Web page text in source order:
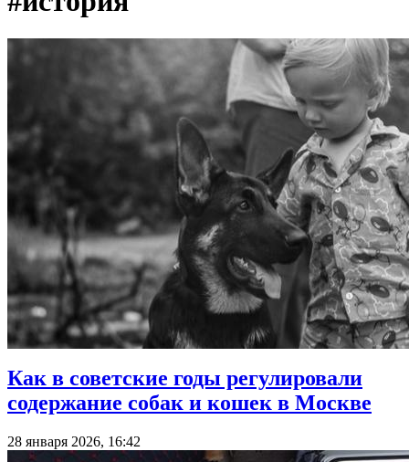
Как в советские годы регулировали
содержание собак и кошек в Москве
28 января 2026, 16:42